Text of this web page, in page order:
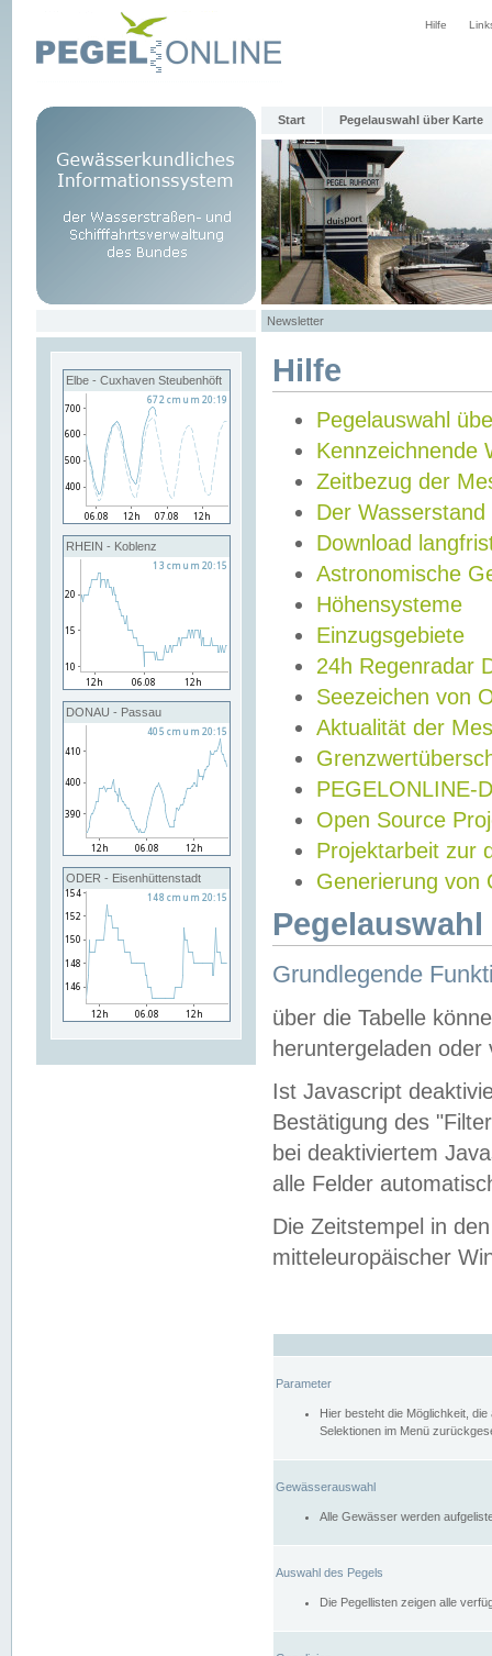
Hilfe
Start Pegelauswahl über Karte
Newsletter
Elbe - Cuxhaven Steubenhöft
RHEIN - Koblenz
DONAU - Passau
ODER - Eisenhüttenstadt
Hilfe
Pegelauswahl
Kennzeichnende
Zeitbezug der
Der Wasserstand
Download
Astronomische
Höhensysteme
Einzugsgebiete
24h Regenradar
Seezeichen von
Aktualität der
PEGELONLINE-
Open Source
Projektarbeit zur
Generierung von
Grundlegende
über die Tabelle
heruntergeladen oder
Ist Javascript
Bestätigung des
bei deaktiviertem
alle Felder
Die Zeitstempel in
mitteleuropäischer
Parameter
Hier besteht die Möglichkeit,
Selektionen im Menü
Gewässerauswahl
Alle Gewässer werden
Auswahl des Pegels
Die Pegellisten zeigen alle